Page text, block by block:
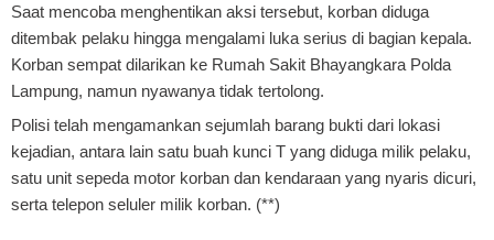
Saat mencoba menghentikan aksi tersebut, korban diduga
ditembak pelaku hingga mengalami luka serius di bagian kepala.
Korban sempat dilarikan ke Rumah Sakit Bhayangkara Polda
Lampung, namun nyawanya tidak tertolong.
Polisi telah mengamankan sejumlah barang bukti dari lokasi
kejadian, antara lain satu buah kunci T yang diduga milik pelaku,
satu unit sepeda motor korban dan kendaraan yang nyaris dicuri,
serta telepon seluler milik korban. (**)